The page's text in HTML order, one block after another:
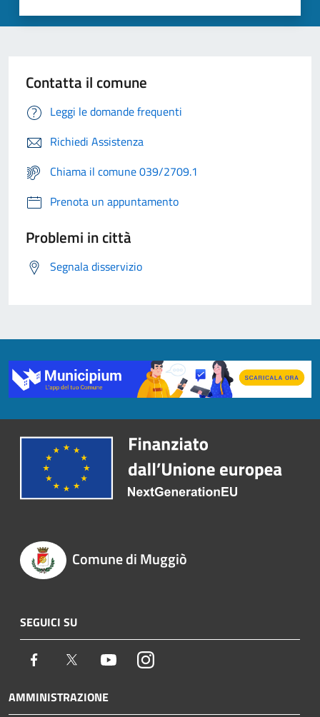
Contatta il comune
Leggi le domande frequenti
Richiedi Assistenza
Chiama il comune 039/2709.1
Prenota un appuntamento
Problemi in città
Segnala disservizio
Comune di Muggiò
SEGUICI SU
Facebook Twitter YoutubeInstagram
AMMINISTRAZIONE